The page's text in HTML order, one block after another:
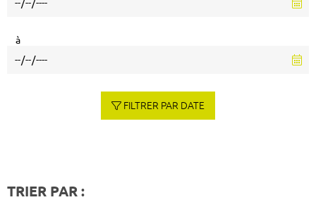
à
FILTRER PAR DATE
TRIER PAR :